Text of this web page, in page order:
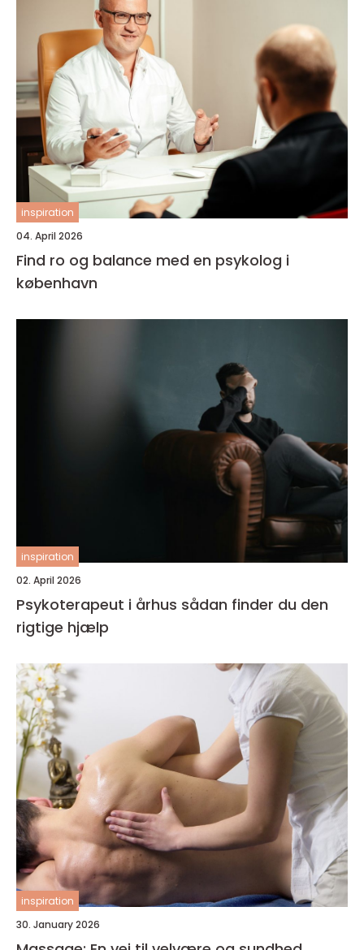
inspiration
04. April 2026
Find ro og balance med en psykolog i
københavn
inspiration
02. April 2026
Psykoterapeut i århus sådan finder du den
rigtige hjælp
inspiration
30. January 2026